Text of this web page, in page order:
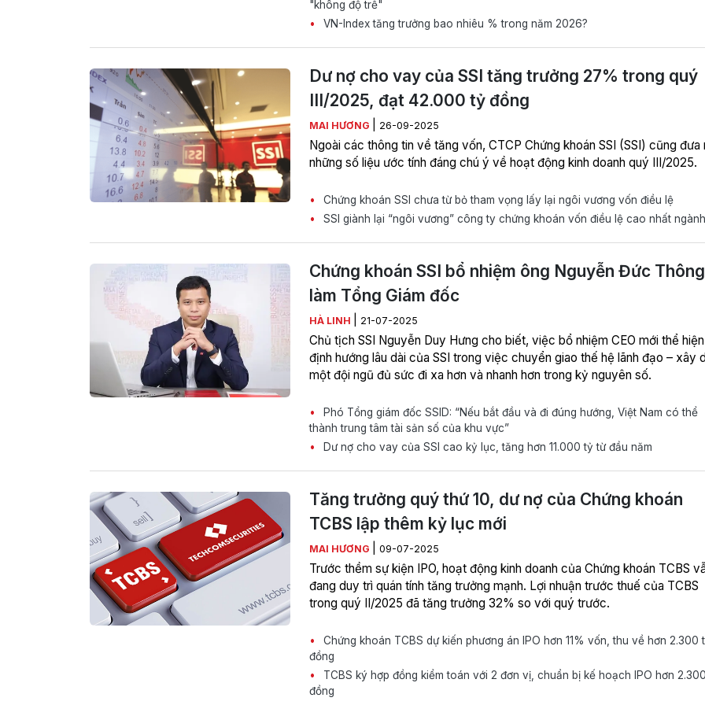
"không độ trễ"
VN-Index tăng trưởng bao nhiêu % trong năm 2026?
Dư nợ cho vay của SSI tăng trưởng 27% trong quý
III/2025, đạt 42.000 tỷ đồng
MAI HƯƠNG 26-09-2025
Ngoài các thông tin về tăng vốn, CTCP Chứng khoán SSI (SSI) cũng đưa
những số liệu ước tính đáng chú ý về hoạt động kinh doanh quý III/2025.
Chứng khoán SSI chưa từ bỏ tham vọng lấy lại ngôi vương vốn điều lệ
SSI giành lại “ngôi vương” công ty chứng khoán vốn điều lệ cao nhất ngành
Chứng khoán SSI bổ nhiệm ông Nguyễn Đức Thông
làm Tổng Giám đốc
HÀ LINH 21-07-2025
Chủ tịch SSI Nguyễn Duy Hưng cho biết, việc bổ nhiệm CEO mới thể hiện
định hướng lâu dài của SSI trong việc chuyển giao thế hệ lãnh đạo – xây
một đội ngũ đủ sức đi xa hơn và nhanh hơn trong kỷ nguyên số.
Phó Tổng giám đốc SSID: “Nếu bắt đầu và đi đúng hướng, Việt Nam có thể
thành trung tâm tài sản số của khu vực”
Dư nợ cho vay của SSI cao kỷ lục, tăng hơn 11.000 tỷ từ đầu năm
Tăng trưởng quý thứ 10, dư nợ của Chứng khoán
TCBS lập thêm kỷ lục mới
MAI HƯƠNG 09-07-2025
Trước thềm sự kiện IPO, hoạt động kinh doanh của Chứng khoán TCBS
đang duy trì quán tính tăng trưởng mạnh. Lợi nhuận trước thuế của TCBS
trong quý II/2025 đã tăng trưởng 32% so với quý trước.
Chứng khoán TCBS dự kiến phương án IPO hơn 11% vốn, thu về hơn 2.300
đồng
TCBS ký hợp đồng kiểm toán với 2 đơn vị, chuẩn bị kế hoạch IPO hơn
đồng